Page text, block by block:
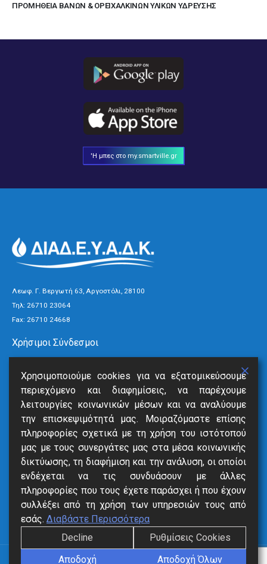
ΠΡΟΜΗΘΕΙΑ ΒΑΝΩΝ & ΟΡΕΙΧΑΛΚΙΝΩΝ ΥΛΙΚΩΝ ΥΔΡΕΥΣΗΣ
'Η μπες στο my.smartville.gr
Λεωφ. Γ. Βεργωτή 63, Αργοστόλι, 28100
Τηλ: 26710 23064
Fax: 26710 24668
Χρήσιμοι Σύνδεσμοι
Ανακοινώσεις
Νέα
Επικοινωνία
Υπηρεσίες
SmartVille
Online Eξόφληση
Δήλωση Βλάβης
Αιτήσεις
ΔΙΑΔ.Ε.Υ.Α. Δήμων Κεφαλονιάς © 2023. All Rights Reserved.
Χρησιμοποιούμε cookies για να εξατομικεύσουμε
περιεχόμενο και διαφημίσεις, να παρέχουμε
λειτουργίες κοινωνικών μέσων και να αναλύουμε
την επισκεψιμότητά μας. Μοιραζόμαστε επίσης
πληροφορίες σχετικά με τη χρήση του ιστότοπού
μας με τους συνεργάτες μας στα μέσα κοινωνικής
δικτύωσης, τη διαφήμιση και την ανάλυση, οι οποίοι
ενδέχεται να τις συνδυάσουν με άλλες
πληροφορίες που τους έχετε παράσχει ή που έχουν
συλλέξει από τη χρήση των υπηρεσιών τους από
εσάς. Διαβάστε Περισσότερα
Decline
Ρυθμίσεις Cookies
Αποδοχή
Αποδοχή Όλων